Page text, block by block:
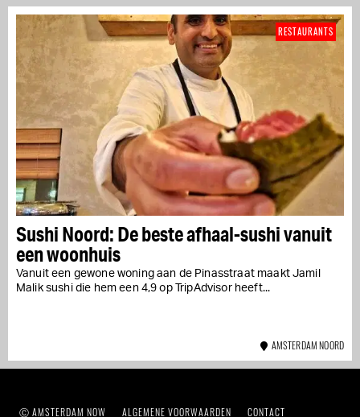
Sushi Noord: De beste afhaal-sushi vanuit
een woonhuis
Vanuit een gewone woning aan de Pinasstraat maakt Jamil
Malik sushi die hem een 4,9 op TripAdvisor heeft...
RESTAURANTS
AMSTERDAM NOORD
Ⓒ AMSTERDAM NOW ALGEMENE VOORWAARDEN CONTACT